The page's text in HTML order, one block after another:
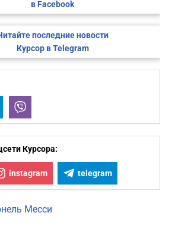
в Facebook
последние новости
Курсор в Telegram
Telegram
Курсора:
instagram telegram
Месси